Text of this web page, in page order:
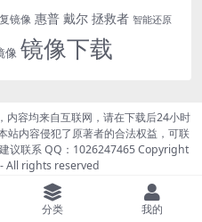
镜像 惠普 戴尔 拯救者 智能还原
像 镜像下载
内容均来自互联网，请在下载后24小时
站内容侵犯了原著者的合法权益，可联
议联系 QQ：1026247465 Copyright
- All rights reserved
号-2
分类 我的